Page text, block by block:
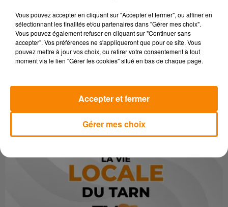
présence des comédiens pour prolonger la soirée.
Vous pouvez accepter en cliquant sur "Accepter et fermer", ou affiner en
sélectionnant les finalités et/ou partenaires dans "Gérer mes choix".
Vous pouvez également refuser en cliquant sur "Continuer sans
accepter". Vos préférences ne s'appliqueront que pour ce site. Vous
pouvez mettre à jour vos choix, ou retirer votre consentement à tout
moment via le lien "Gérer les cookies" situé en bas de chaque page.
Gérer mes choix
Accepter et fermer